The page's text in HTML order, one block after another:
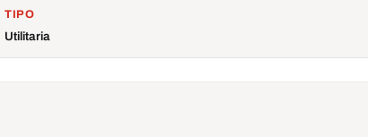
TIPO
Utilitaria